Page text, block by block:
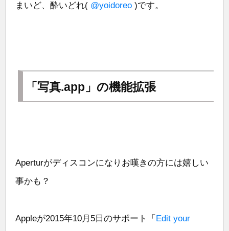
まいど、酔いどれ( @yoidoreo )です。
「写真.app」の機能拡張
Aperturがディスコンになりお嘆きの方には嬉しい
事かも？
Appleが2015年10月5日のサポート「 Edit your